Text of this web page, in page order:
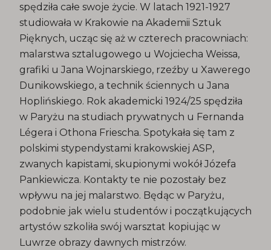
spędziła całe swoje życie. W latach 1921-1927
studiowała w Krakowie na Akademii Sztuk
Pięknych, ucząc się aż w czterech pracowniach:
malarstwa sztalugowego u Wojciecha Weissa,
grafiki u Jana Wojnarskiego, rzeźby u Xawerego
Dunikowskiego, a technik ściennych u Jana
Hoplińskiego. Rok akademicki 1924/25 spędziła
w Paryżu na studiach prywatnych u Fernanda
Légera i Othona Friescha. Spotykała się tam z
polskimi stypendystami krakowskiej ASP,
zwanych kapistami, skupionymi wokół Józefa
Pankiewicza. Kontakty te nie pozostały bez
wpływu na jej malarstwo. Będąc w Paryżu,
podobnie jak wielu studentów i początkujących
artystów szkoliła swój warsztat kopiując w
Luwrze obrazy dawnych mistrzów.